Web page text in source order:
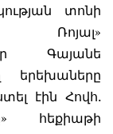
տոնի
Ռոյալ»
Գայանե
էին Հովհ.
հեքիաթի